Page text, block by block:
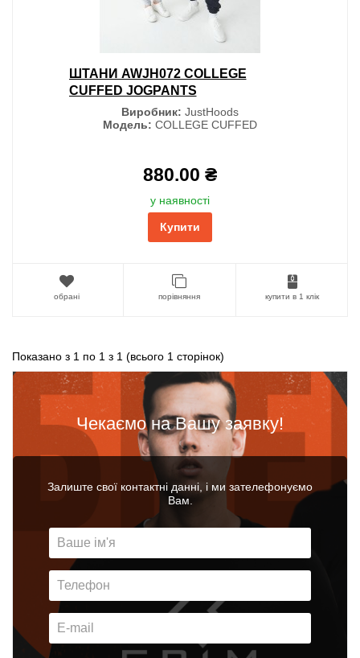
ШТАНИ AWJH072 COLLEGE
CUFFED JOGPANTS
Виробник: JustHoods
Модель: COLLEGE CUFFED
880.00 ₴
у наявності
Купити
обрані порівняння купити в 1 клік
Показано з 1 по 1 з 1 (всього 1 сторінок)
Чекаємо на Вашу заявку!
Залиште свої контактні данні, і ми зателефонуємо
Вам.